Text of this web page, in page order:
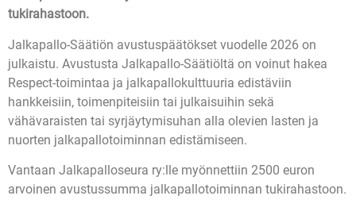
tukirahastoon.
Jalkapallo-Säätiön avustuspäätökset vuodelle 2026 on
julkaistu. Avustusta Jalkapallo-Säätiöltä on voinut hakea
Respect-toimintaa ja jalkapallokulttuuria edistäviin
hankkeisiin, toimenpiteisiin tai julkaisuihin sekä
vähävaraisten tai syrjäytymisuhan alla olevien lasten ja
nuorten jalkapallotoiminnan edistämiseen.
Vantaan Jalkapalloseura ry:lle myönnettiin 2500 euron
arvoinen avustussumma jalkapallotoiminnan tukirahastoon.